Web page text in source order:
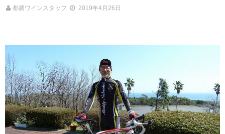
メールマガジン
ACCESSMAP
アクセスマップ
都農ワインスタッフ 2019年4月26日